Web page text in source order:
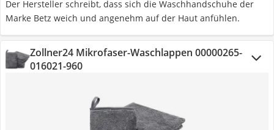
Der Hersteller schreibt, dass sich die Waschhandschuhe der
Marke Betz weich und angenehm auf der Haut anfühlen.
Zollner24 Mikrofaser-Waschlappen ‎00000265-
016021-960